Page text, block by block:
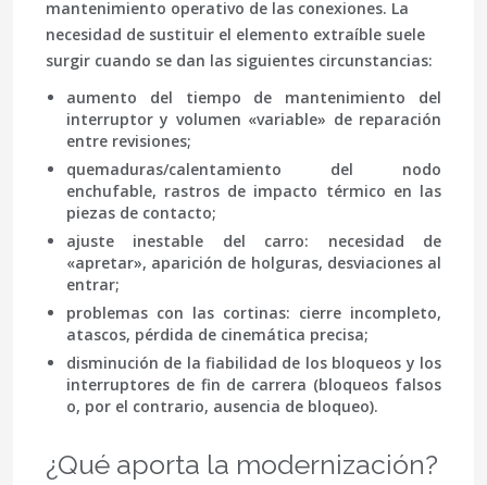
mantenimiento operativo de las conexiones. La
necesidad de sustituir el elemento extraíble suele
surgir cuando se dan las siguientes circunstancias:
aumento del tiempo de mantenimiento del
interruptor y volumen «variable» de reparación
entre revisiones;
quemaduras/calentamiento del nodo
enchufable, rastros de impacto térmico en las
piezas de contacto;
ajuste inestable del carro: necesidad de
«apretar», aparición de holguras, desviaciones al
entrar;
problemas con las cortinas: cierre incompleto,
atascos, pérdida de cinemática precisa;
disminución de la fiabilidad de los bloqueos y los
interruptores de fin de carrera (bloqueos falsos
o, por el contrario, ausencia de bloqueo).
¿Qué aporta la modernización?